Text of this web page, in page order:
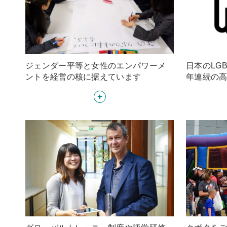
ジェンダー平等と女性のエンパワーメ
ントを経営の核に据えています
Detail
日本の
年連続の